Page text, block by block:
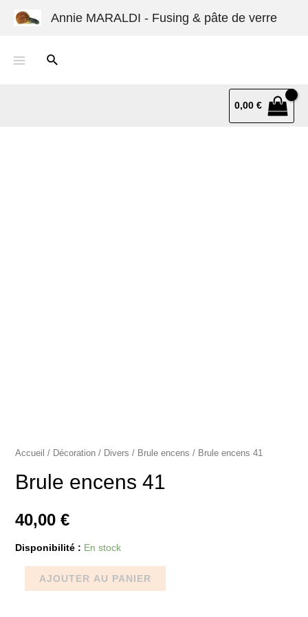
Annie MARALDI - Fusing & pâte de verre
0,00€
Accueil / Décoration/ Divers / Brule encens / Brule encens 41
Brule encens 41
40,00 €
Disponibilité : En stock
AJOUTER AU PANIER